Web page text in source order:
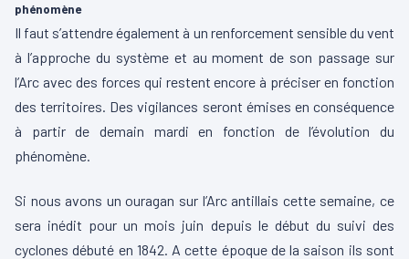
phénomène
Il faut s’attendre également à un renforcement sensible du vent
à l’approche du système et au moment de son passage sur
l’Arc avec des forces qui restent encore à préciser en fonction
des territoires. Des vigilances seront émises en conséquence
à partir de demain mardi en fonction de l’évolution du
phénomène.
Si nous avons un ouragan sur l’Arc antillais cette semaine, ce
sera inédit pour un mois juin depuis le début du suivi des
cyclones débuté en 1842. A cette époque de la saison ils sont